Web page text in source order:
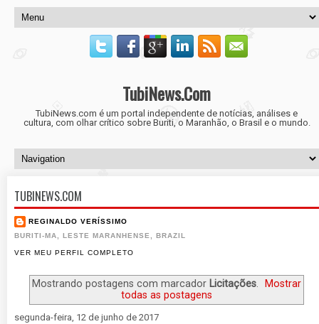
TubiNews.Com
TubiNews.com é um portal independente de notícias, análises e
cultura, com olhar crítico sobre Buriti, o Maranhão, o Brasil e o mundo.
TUBINEWS.COM
REGINALDO VERÍSSIMO
BURITI-MA, LESTE MARANHENSE, BRAZIL
VER MEU PERFIL COMPLETO
Mostrando postagens com marcador Licitações.
Mostrar
todas as postagens
segunda-feira, 12 de junho de 2017